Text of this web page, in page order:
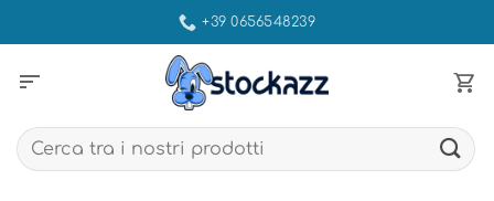
ai
+39 0656548239
sort
Cerca: